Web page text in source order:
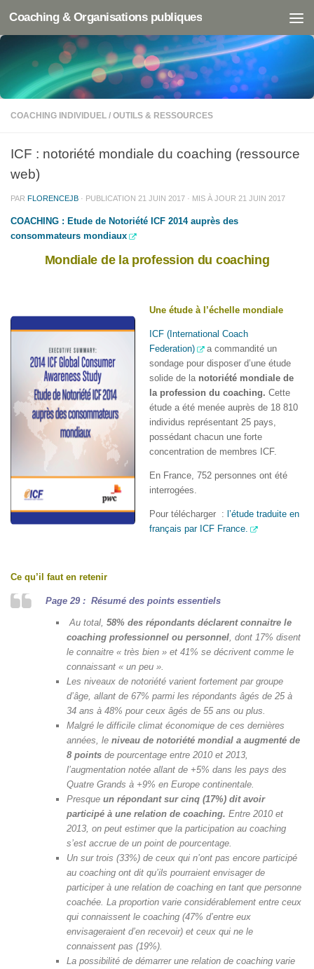
Coaching & Organisations publiques
COACHING INDIVIDUEL / OUTILS & RESSOURCES
ICF : notoriété mondiale du coaching (ressource
web)
PAR FLORENCEJB · PUBLICATION 21 JUIN 2017 · MIS À JOUR 21 JUIN 2017
COACHING : Etude de Notoriété ICF 2014 auprès des
consommateurs mondiaux
Mondiale de la profession du coaching
Une étude à l’échelle mondiale
ICF (International Coach
Federation)
a commandité un
sondage pour disposer d’une étude
solide de la notoriété mondiale de
la profession du coaching. Cette
étude a été menée auprès de 18 810
individus représentant 25 pays,
possédant chacun une forte
concentration de membres ICF.
En France, 752 personnes ont été
interrogées.
Pour télécharger : l’étude traduite en
français par ICF France.
Ce qu’il faut en retenir
Page 29 : Résumé des points essentiels
Au total, 58% des répondants déclarent connaitre le
coaching professionnel ou personnel , dont 17% disent
le connaitre « très bien » et 41% se décrivent comme le
connaissant « un peu ».
Les niveaux de notoriété varient fortement par groupe
d’âge, allant de 67% parmi les répondants âgés de 25 à
34 ans à 48% pour ceux âgés de 55 ans ou plus.
Malgré le difficile climat économique de ces dernières
années, le niveau de notoriété mondial a augmenté de
8 points de pourcentage entre 2010 et 2013,
l’augmentation notée allant de +5% dans les pays des
Quatre Grands à +9% en Europe continentale.
Presque un répondant sur cinq (17%) dit avoir
participé à une relation de coaching. Entre 2010 et
2013, on peut estimer que la participation au coaching
s’est accrue de un point de pourcentage.
Un sur trois (33%) de ceux qui n’ont pas encore participé
au coaching ont dit qu’ils pourraient envisager de
participer à une relation de coaching en tant que personne
coachée. La proportion varie considérablement entre ceux
qui connaissent le coaching (47% d’entre eux
envisageraient d’en recevoir) et ceux qui ne le
connaissent pas (19%).
La possibilité de démarrer une relation de coaching varie